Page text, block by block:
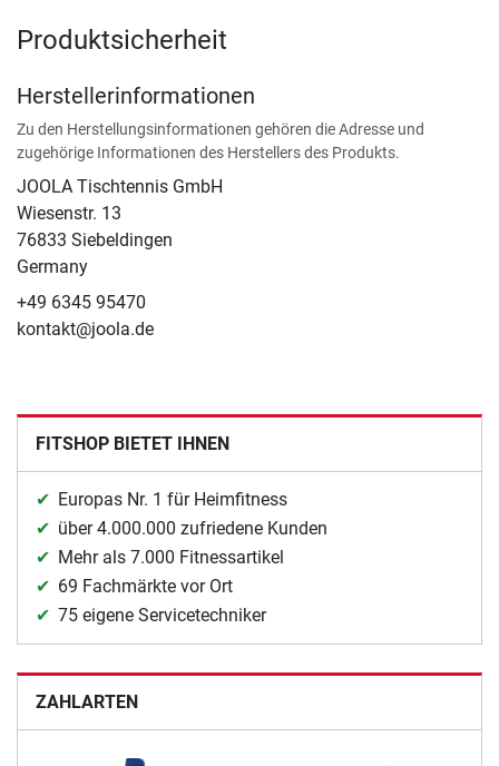
Produktsicherheit
Herstellerinformationen
Zu den Herstellungsinformationen gehören die Adresse und
zugehörige Informationen des Herstellers des Produkts.
JOOLA Tischtennis GmbH
Wiesenstr. 13
76833 Siebeldingen
Germany
+49 6345 95470
kontakt@joola.de
FITSHOP BIETET IHNEN
Europas Nr. 1 für Heimfitness
über 4.000.000 zufriedene Kunden
Mehr als 7.000 Fitnessartikel
69 Fachmärkte vor Ort
75 eigene Servicetechniker
ZAHLARTEN